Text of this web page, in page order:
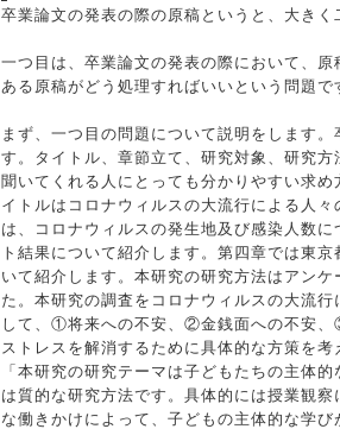
卒業論文の発表の際の原稿というと、大きく
一つ目は、卒業論文の発表の際において、
ある原稿がどう処理すればいいという問題で
まず、一つ目の問題について説明をします
す。タイトル、章節立て、研究対象、研究
聞いてくれる人にとっても分かりやすい求
イトルはコロナウィルスの大流行による人
は、コロナウィルスの発生地及び感染人数
ト結果について紹介します。第四章では東
いて紹介します。本研究の研究方法はアン
た。本研究の調査をコロナウィルスの大流
して、①将来への不安、②金銭面への不安
ストレスを解消するために具体的な方策を
「本研究の研究テーマは子どもたちの主体
は質的な研究方法です。具体的には授業観
な働きかけによって、子どもの主体的な学